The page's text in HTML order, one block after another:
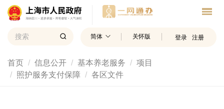
简体 关怀版 登录 注册
首页 信息公开 基本养老服务
项目
照护服务支付保障
各区文件